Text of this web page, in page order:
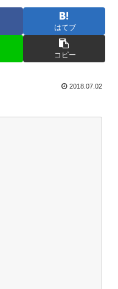
はてブ
コピー
2018.07.02